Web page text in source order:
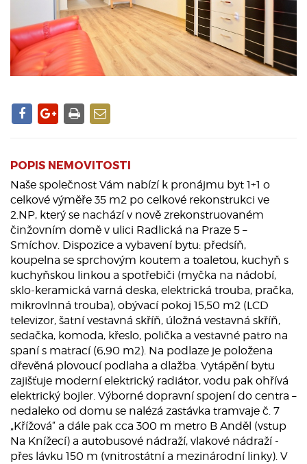
POPIS NEMOVITOSTI
Naše společnost Vám nabízí k pronájmu byt 1+1 o
celkové výměře 35 m2 po celkové rekonstrukci ve
2.NP, který se nachází v nově zrekonstruovaném
činžovním domě v ulici Radlická na Praze 5 –
Smíchov. Dispozice a vybavení bytu: předsíň,
koupelna se sprchovým koutem a toaletou, kuchyň s
kuchyňskou linkou a spotřebiči (myčka na nádobí,
sklo-keramická varná deska, elektrická trouba, pračka,
mikrovlnná trouba), obývací pokoj 15,50 m2 (LCD
televizor, šatní vestavná skříň, úložná vestavná skříň,
sedačka, komoda, křeslo, polička a vestavné patro na
spaní s matrací (6,90 m2). Na podlaze je položena
dřevěná plovoucí podlaha a dlažba. Vytápění bytu
zajišťuje moderní elektrický radiátor, vodu pak ohřívá
elektrický bojler. Výborné dopravní spojení do centra –
nedaleko od domu se nalézá zastávka tramvaje č. 7
„Křížová“ a dále pak cca 300 m metro B Anděl (vstup
Na Knížecí) a autobusové nádraží, vlakové nádraží -
přes lávku 150 m (vnitrostátní a mezinárodní linky). V